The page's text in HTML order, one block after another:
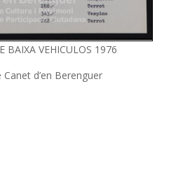
BAIXA VEHICULOS 1976
d’en Berenguer